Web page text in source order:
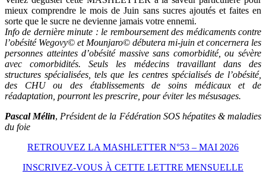
mieux comprendre le mois de Juin sans sucres ajoutés et faites en
sorte que le sucre ne devienne jamais votre ennemi.
Info de dernière minute : le remboursement des médicaments contre
l’obésité Wegovy© et Mounjaro© débutera mi-juin et concernera les
personnes atteintes d’obésité massive sans comorbidité, ou sévère
avec comorbidités. Seuls les médecins travaillant dans des
structures spécialisées, tels que les centres spécialisés de l’obésité,
des CHU ou des établissements de soins médicaux et de
réadaptation, pourront les prescrire, pour éviter les mésusages.
Pascal Mélin, Président de la Fédération SOS hépatites & maladies
du foie
RETROUVEZ LA MASHLETTER N°53 – MAI 2026
INSCRIVEZ-VOUS À CETTE LETTRE MENSUELLE